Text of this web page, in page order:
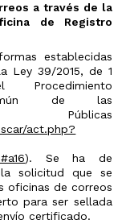
a través de la
de Registro
establecidas
Ley 39/2015, de 1
de las
Públicas
act.php?
). Se ha de
solicitud que se
oficinas de correos
para ser sellada
certificado.